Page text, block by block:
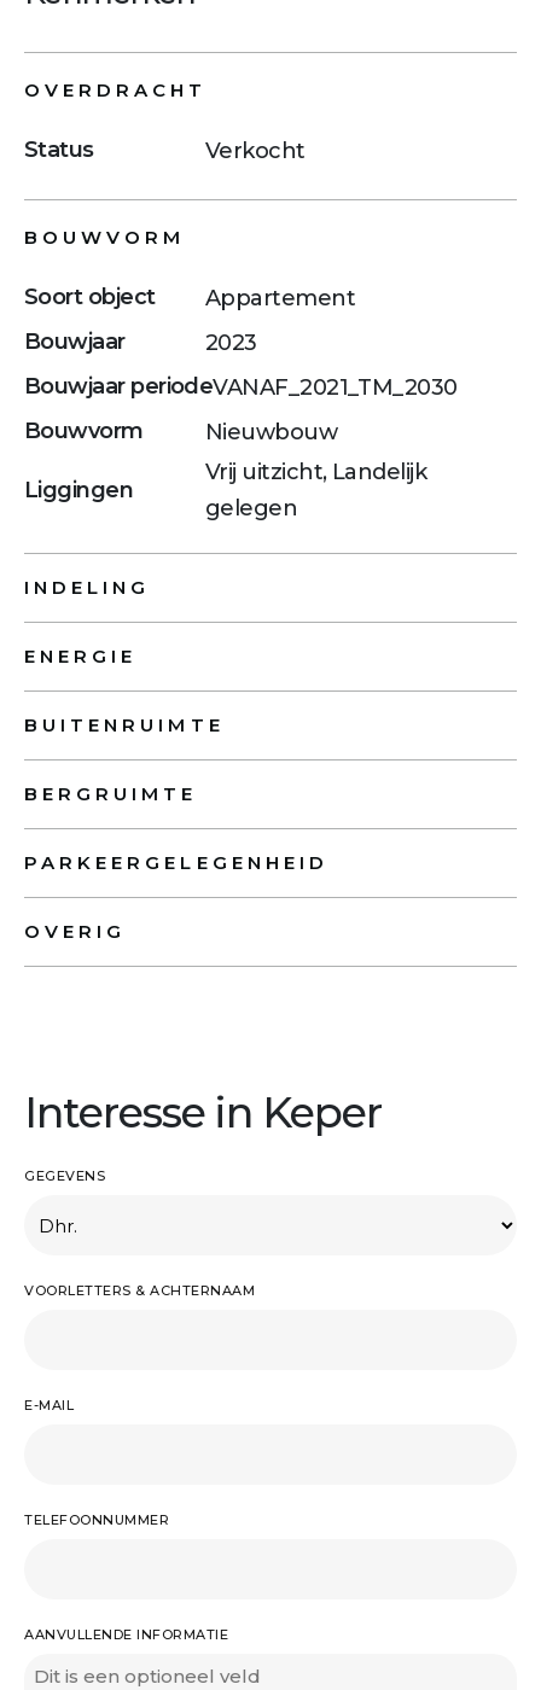
OVERDRACHT
Status Verkocht
BOUWVORM
Soort object
Appartement
Bouwjaar
2023
Bouwjaar periodeVANAF_2021_TM_2030
Bouwvorm
Nieuwbouw
Liggingen
Vrij uitzicht, Landelijk
gelegen
INDELING
ENERGIE
BUITENRUIMTE
BERGRUIMTE
PARKEERGELEGENHEID
OVERIG
Interesse in Keper
GEGEVENS
VOORLETTERS & ACHTERNAAM
E-MAIL
TELEFOONNUMMER
AANVULLENDE INFORMATIE